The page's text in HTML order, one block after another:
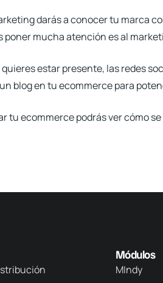
darás a conocer tu marca
poner mucha atención es al
estar presente, las redes
blogen tu ecommerce para
tu ecommerce podrás ver cómo
Módulos
MIndy